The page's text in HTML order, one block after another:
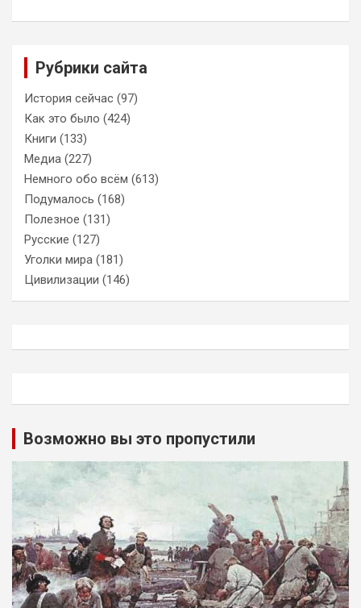
Рубрики сайта
История сейчас (97)
Как это было (424)
Книги (133)
Медиа (227)
Немного обо всём (613)
Подумалось (168)
Полезное (131)
Русские (127)
Уголки мира (181)
Цивилизации (146)
Возможно вы это пропустили